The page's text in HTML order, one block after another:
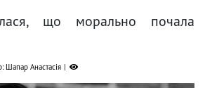
що морально почала
Шапар Анастасія